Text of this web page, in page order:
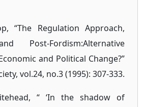
“The Regulation Approach,
Post-Fordism:Alternative
and Political Change?”
vol.24, no.3 (1995): 307-333.
“ ‘In the shadow of